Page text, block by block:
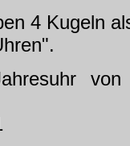
4 Kugeln